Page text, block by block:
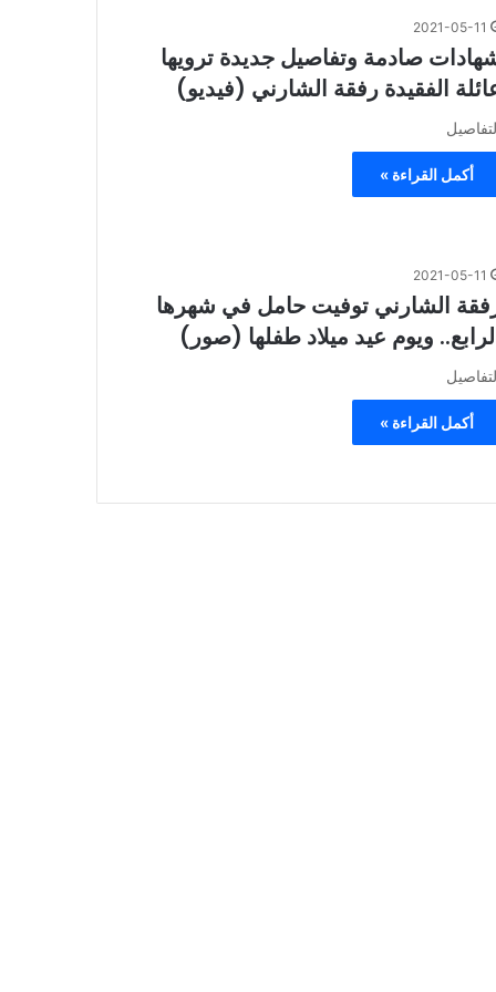
2021-05-11
صادمة وتفاصيل جديدة ترويها
الفقيدة رفقة الشارني (فيديو)
أكمل القراءة »
2021-05-11
الشارني توفيت حامل في شهرها
ويوم عيد ميلاد طفلها (صور)
أكمل القراءة »